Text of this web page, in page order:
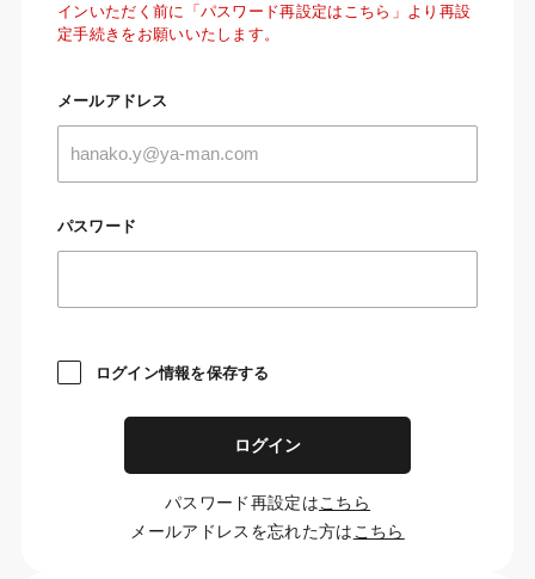
インいただく前に「パスワード再設定はこちら」より再設
定手続きをお願いいたします。
メールアドレス
パスワード
ログイン情報を保存する
ログイン
パスワード再設定はこちら
メールアドレスを忘れた方は こちら